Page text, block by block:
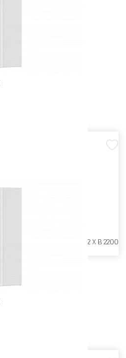
Ш 900 X Г 402 X В 2200